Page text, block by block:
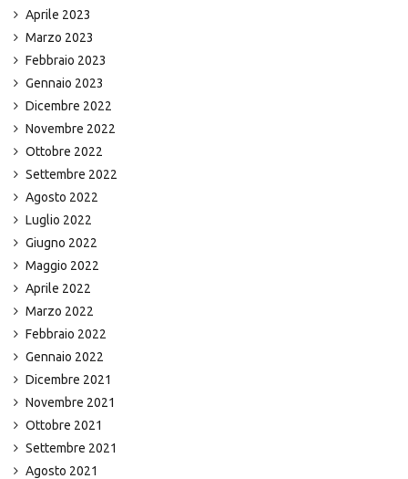
Aprile 2023
Marzo 2023
Febbraio 2023
Gennaio 2023
Dicembre 2022
Novembre 2022
Ottobre 2022
Settembre 2022
Agosto 2022
Luglio 2022
Giugno 2022
Maggio 2022
Aprile 2022
Marzo 2022
Febbraio 2022
Gennaio 2022
Dicembre 2021
Novembre 2021
Ottobre 2021
Settembre 2021
Agosto 2021